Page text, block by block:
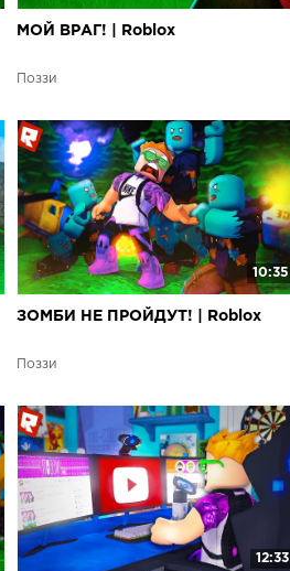
МОЙ ВРАГ! | Roblox
Поззи
10:35
ЗОМБИ НЕ ПРОЙДУТ! | Roblox
Поззи
12:33